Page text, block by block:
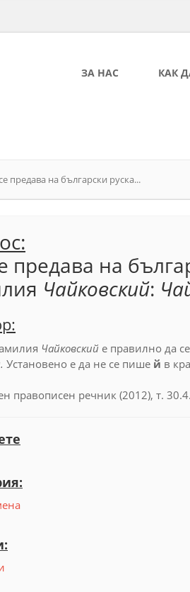
ЗА НАС КАК
предава на български руска...
предава на
Чайковский:
Чайковский е правилно да
Установено е да не се пише й в
правописен речник (2012), т. 30.4.